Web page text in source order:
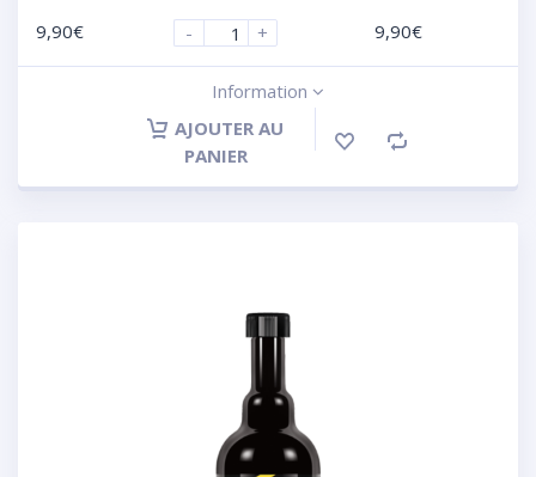
9,90€ - + 9,90€
Information
AJOUTER AU
PANIER